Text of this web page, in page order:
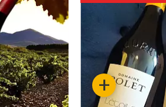
akkurat
+